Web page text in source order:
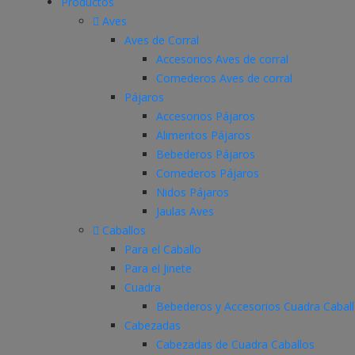
Aves
Aves de Corral
Accesorios Aves de corral
Comederos Aves de corral
Pájaros
Accesorios Pájaros
Alimentos Pájaros
Bebederos Pájaros
Comederos Pájaros
Nidos Pájaros
Jaulas Aves
Caballos
Para el Caballo
Para el Jinete
Cuadra
Bebederos y Accesorios Cuadra
Cabezadas
Cabezadas de Cuadra Caballos